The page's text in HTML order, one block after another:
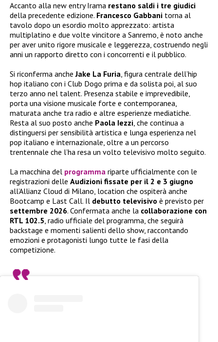
Accanto alla new entry Irama restano saldi i tre giudici
della precedente edizione. Francesco Gabbani torna al
tavolo dopo un esordio molto apprezzato: artista
multiplatino e due volte vincitore a Sanremo, è noto anche
per aver unito rigore musicale e leggerezza, costruendo negli
anni un rapporto diretto con i concorrenti e il pubblico.
Si riconferma ancheJake La Furia, figura centrale dell’hip
hop italiano con i Club Dogo prima e da solista poi, al suo
terzo anno nel talent. Presenza stabile e imprevedibile,
porta una visione musicale forte e contemporanea,
maturata anche tra radio e altre esperienze mediatiche.
Resta al suo posto anche Paola Iezzi, che continua a
distinguersi per sensibilità artistica e lunga esperienza nel
pop italiano e internazionale, oltre a un percorso
trentennale che l’ha resa un volto televisivo molto seguito.
La macchina del programma riparte ufficialmente con le
registrazioni delle Audizioni fissate per il 2 e 3 giugno
all’Allianz Cloud di Milano, location che ospiterà anche
Bootcamp e Last Call. Il debutto televisivo è previsto per
settembre 2026. Confermata anche la collaborazione con
RTL 102.5, radio ufficiale del programma, che seguirà
backstage e momenti salienti dello show, raccontando
emozioni e protagonisti lungo tutte le fasi della
competizione.